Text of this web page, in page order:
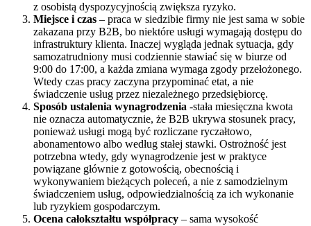
z osobistą dyspozycyjnością zwiększa ryzyko.
Miejsce i czas – praca w siedzibie firmy nie jest sama w sobie
zakazana przy B2B, bo niektóre usługi wymagają dostępu do
infrastruktury klienta. Inaczej wygląda jednak sytuacja, gdy
samozatrudniony musi codziennie stawiać się w biurze od
9:00 do 17:00, a każda zmiana wymaga zgody przełożonego.
Wtedy czas pracy zaczyna przypominać etat, a nie
świadczenie usług przez niezależnego przedsiębiorcę.
Sposób ustalenia wynagrodzenia -stała miesięczna kwota
nie oznacza automatycznie, że B2B ukrywa stosunek pracy,
ponieważ usługi mogą być rozliczane ryczałtowo,
abonamentowo albo według stałej stawki. Ostrożność jest
potrzebna wtedy, gdy wynagrodzenie jest w praktyce
powiązane głównie z gotowością, obecnością i
wykonywaniem bieżących poleceń, a nie z samodzielnym
świadczeniem usług, odpowiedzialnością za ich wykonanie
lub ryzykiem gospodarczym.
Ocena całokształtu współpracy – sama wysokość